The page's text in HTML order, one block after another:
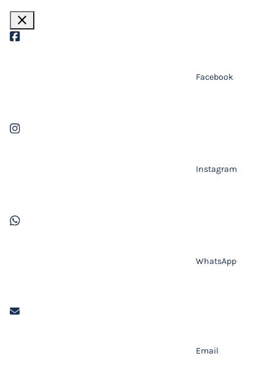
close
Facebook
Instagram
WhatsApp
Email